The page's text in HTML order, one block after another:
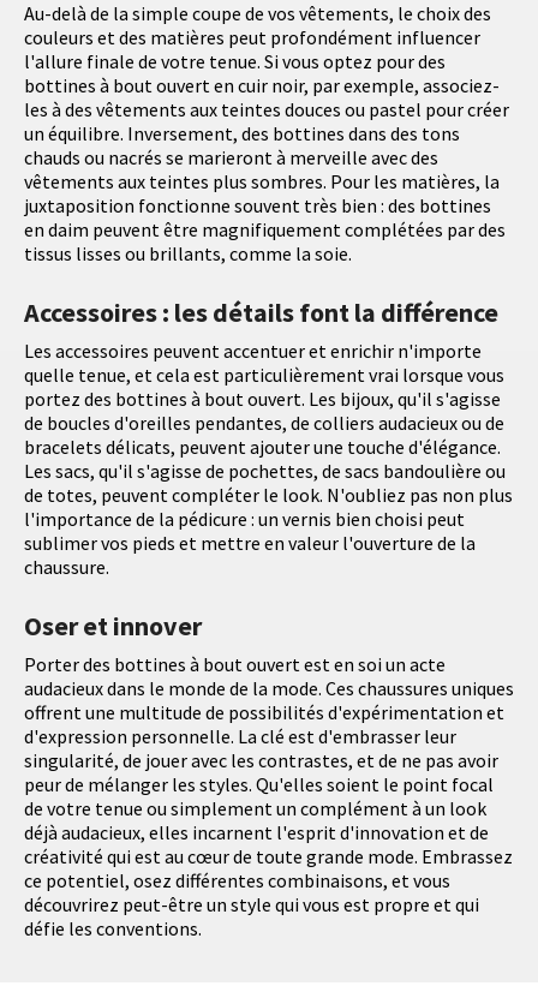
Au-delà de la simple coupe de vos vêtements, le choix des
couleurs et des matières peut profondément influencer
l'allure finale de votre tenue. Si vous optez pour des
bottines à bout ouvert en cuir noir, par exemple, associez-
les à des vêtements aux teintes douces ou pastel pour créer
un équilibre. Inversement, des bottines dans des tons
chauds ou nacrés se marieront à merveille avec des
vêtements aux teintes plus sombres. Pour les matières, la
juxtaposition fonctionne souvent très bien : des bottines
en daim peuvent être magnifiquement complétées par des
tissus lisses ou brillants, comme la soie.
Accessoires : les détails font la différence
Les accessoires peuvent accentuer et enrichir n'importe
quelle tenue, et cela est particulièrement vrai lorsque vous
portez des bottines à bout ouvert. Les bijoux, qu'il s'agisse
de boucles d'oreilles pendantes, de colliers audacieux ou de
bracelets délicats, peuvent ajouter une touche d'élégance.
Les sacs, qu'il s'agisse de pochettes, de sacs bandoulière ou
de totes, peuvent compléter le look. N'oubliez pas non plus
l'importance de la pédicure : un vernis bien choisi peut
sublimer vos pieds et mettre en valeur l'ouverture de la
chaussure.
Oser et innover
Porter des bottines à bout ouvert est en soi un acte
audacieux dans le monde de la mode. Ces chaussures uniques
offrent une multitude de possibilités d'expérimentation et
d'expression personnelle. La clé est d'embrasser leur
singularité, de jouer avec les contrastes, et de ne pas avoir
peur de mélanger les styles. Qu'elles soient le point focal
de votre tenue ou simplement un complément à un look
déjà audacieux, elles incarnent l'esprit d'innovation et de
créativité qui est au cœur de toute grande mode. Embrassez
ce potentiel, osez différentes combinaisons, et vous
découvrirez peut-être un style qui vous est propre et qui
défie les conventions.